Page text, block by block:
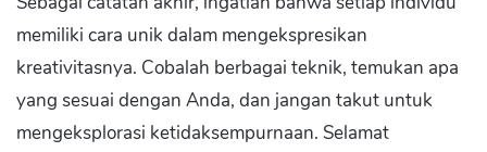
memiliki cara unik dalam mengekspresikan
kreativitasnya. Cobalah berbagai teknik, temukan apa
yang sesuai dengan Anda, dan jangan takut untuk
mengeksplorasi ketidaksempurnaan. Selamat